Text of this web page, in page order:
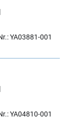
YA03881-001
YA04810-001